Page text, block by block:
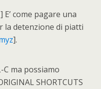
come pagare una
la detenzione di piatti
].
C ma possiamo
SHORTCUTS